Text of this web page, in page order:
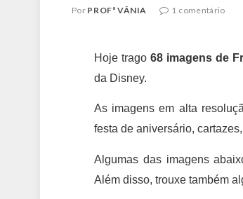
Por PROFª VÂNIA 1 comentário
Hoje trago68 imagens de
da Disney.
As imagens em alta
festa de aniversário,
Algumas das imagens
Além disso, trouxe também